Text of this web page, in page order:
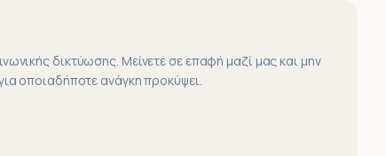
δικτύωσης. Μείνετε σε επαφή μαζί μας και μην
οποιαδήποτε ανάγκη προκύψει.